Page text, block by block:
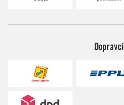
Dopravci